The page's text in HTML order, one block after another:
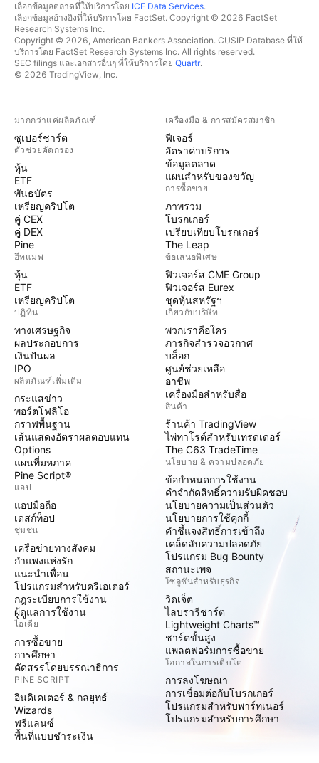
เลือกข้อมูลตลาดที่ให้บริการโดย ICE Data Services.
เลือกข้อมูลอ้างอิงที่ให้บริการโดย FactSet. Copyright © 2026 FactSet
Research Systems Inc.
Copyright © 2026, American Bankers Association. CUSIP Database ที่ให้
บริการโดย FactSet Research Systems Inc. All rights reserved.
SEC filings และเอกสารอื่นๆ ที่ให้บริการโดย Quartr.
© 2026 TradingView, Inc.
มากกว่าแค่ผลิตภัณฑ์
ซูเปอร์ชาร์ต
ตัวช่วยคัดกรอง
หุ้น
ETF
พันธบัตร
เหรียญคริปโต
คู่ CEX
คู่ DEX
Pine
ฮีทแมพ
หุ้น
ETF
เหรียญคริปโต
ปฏิทิน
ทางเศรษฐกิจ
ผลประกอบการ
เงินปันผล
IPO
ผลิตภัณฑ์เพิ่มเติม
กระแสข่าว
พอร์ตโฟลิโอ
กราฟพื้นฐาน
เส้นแสดงอัตราผลตอบแทน
Options
แผนที่มหภาค
Pine Script®
แอป
แอปมือถือ
เดสก์ท็อป
ชุมชน
เครือข่ายทางสังคม
กำแพงแห่งรัก
แนะนำเพื่อน
โปรแกรมสำหรับครีเอเตอร์
กฎระเบียบการใช้งาน
ผู้ดูแลการใช้งาน
ไอเดีย
การซื้อขาย
การศึกษา
คัดสรรโดยบรรณาธิการ
PINE SCRIPT
อินดิเคเตอร์ & กลยุทธ์
Wizards
ฟรีแลนซ์
พื้นที่แบบชำระเงิน
เครื่องมือ & การสมัครสมาชิก
ฟีเจอร์
อัตราค่าบริการ
ข้อมูลตลาด
แผนสำหรับของขวัญ
การซื้อขาย
ภาพรวม
โบรกเกอร์
เปรียบเทียบโบรกเกอร์
The Leap
ข้อเสนอพิเศษ
ฟิวเจอร์ส CME Group
ฟิวเจอร์ส Eurex
ชุดหุ้นสหรัฐฯ
เกี่ยวกับบริษัท
พวกเราคือใคร
ภารกิจสำรวจอวกาศ
บล็อก
ศูนย์ช่วยเหลือ
อาชีพ
เครื่องมือสำหรับสื่อ
สินค้า
ร้านค้า TradingView
ไพ่ทาโรต์สำหรับเทรดเดอร์
The C63 TradeTime
นโยบาย & ความปลอดภัย
ข้อกำหนดการใช้งาน
คำจำกัดสิทธิ์ความรับผิดชอบ
นโยบายความเป็นส่วนตัว
นโยบายการใช้คุกกี้
คำชี้แจงสิทธิ์การเข้าถึง
เคล็ดลับความปลอดภัย
โปรแกรม Bug Bounty
สถานะเพจ
โซลูชันสำหรับธุรกิจ
วิดเจ็ต
ไลบรารีชาร์ต
Lightweight Charts™
ชาร์ตขั้นสูง
แพลตฟอร์มการซื้อขาย
โอกาสในการเติบโต
การลงโฆษณา
การเชื่อมต่อกับโบรกเกอร์
โปรแกรมสำหรับพาร์ทเนอร์
โปรแกรมสำหรับการศึกษา